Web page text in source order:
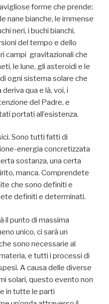
forme che prende:
nane bianche, le immense
neri, i buchi bianchi.
del tempo e dello
campi gravitazionali che
le lune, gli asteroidi e le
ogni sistema solare che
qua e là, voi, i
del Padre, e
portati all’esistenza.
Sono tutti fatti di
energia concretizzata
sostanza, una certa
manca. Comprendete
che sono definiti e
definiti e determinati.
il punto di massima
unico, ci sarà un
sono necessarie al
e tutti i processi di
A causa delle diverse
solari, questo evento non
in tutte le parti